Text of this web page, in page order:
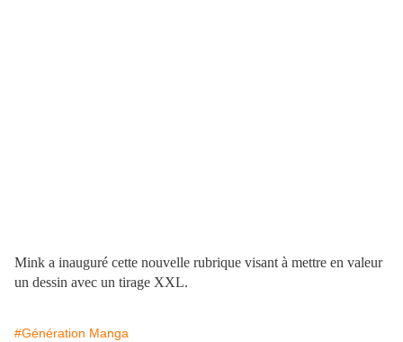
Mink a inauguré cette nouvelle rubrique visant à mettre en valeur
un dessin avec un tirage XXL.
#Génération Manga